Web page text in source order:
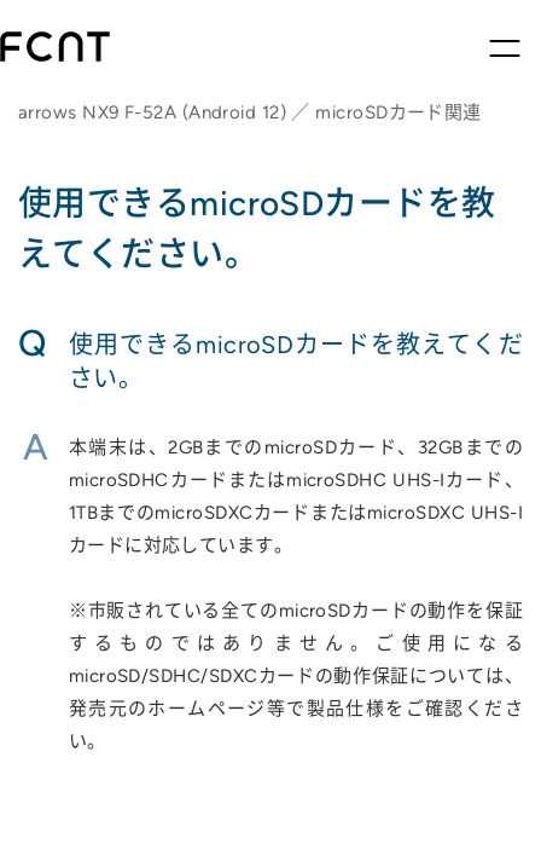
arrows NX9 F-52A (Android 12) ／ microSDカード関連
使用できるmicroSDカードを教
えてください。
Q
使用できるmicroSDカードを教えてくだ
さい。
A
本端末は、2GBまでのmicroSDカード、32GBまでの
microSDHCカードまたはmicroSDHC UHS-Iカード、
1TBまでのmicroSDXCカードまたはmicroSDXC UHS-I
カードに対応しています。
※市販されている全てのmicroSDカードの動作を保証
するものではありません。ご使用になる
microSD/SDHC/SDXCカードの動作保証については、
発売元のホームページ等で製品仕様をご確認くださ
い。